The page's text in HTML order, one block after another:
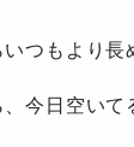
いつもより長
、今日空いて